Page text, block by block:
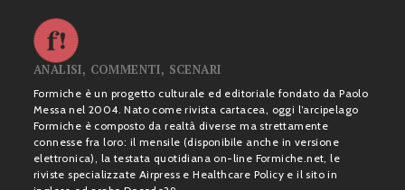
ANALISI, COMMENTI, SCENARI
Formiche è un progetto culturale ed editoriale fondato da Paolo
Messa nel 2004. Nato come rivista cartacea, oggi l’arcipelago
Formiche è composto da realtà diverse ma strettamente
connesse fra loro: il mensile (disponibile anche in versione
elettronica), la testata quotidiana on-line Formiche.net, le
riviste specializzate Airpress e Healthcare Policy e il sito in